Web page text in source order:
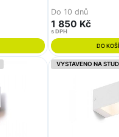
Do 10 dnů
1 850 Kč
s DPH
DO
VYSTAVENO NA